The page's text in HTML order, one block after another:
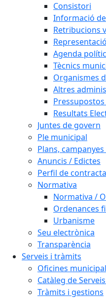
Consistori
Informació
Retribucions
Agenda
Tècnics
Organismes
Altres
Resultats
Juntes de govern
Ple municipal
Plans,
Anuncis / Edictes
Perfil de
Normativa
Normativa /
Ordenances
Urbanisme
Seu electrònica
Transparència
Serveis i tràmits
Oficines
Catàleg de
Tràmits i gestions